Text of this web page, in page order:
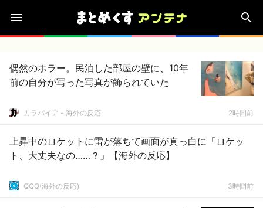
偶然のホラー。民泊した部屋の壁に、10年
前の自分が写った写真が飾られていた
カラパイア - 海外の反応 2時間前
上昇中のロケットに雷が落ちて画面が真っ白に「ロケッ
ト、大丈夫なの……？」【海外の反応】
QQQ(海外の反応) 3時間前